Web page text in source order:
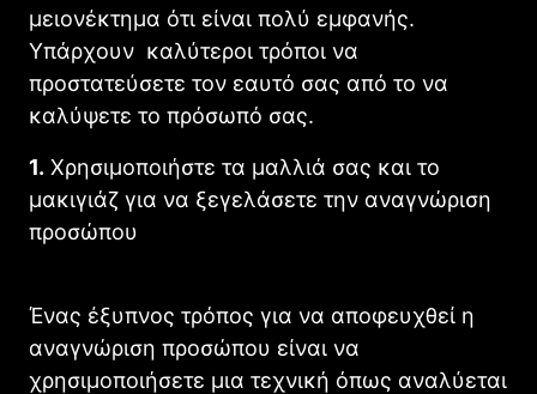
μειονέκτημα ότι είναι πολύ εμφανής.
Υπάρχουν καλύτεροι τρόποι να
προστατεύσετε τον εαυτό σας από το να
καλύψετε το πρόσωπό σας.
1. Χρησιμοποιήστε τα μαλλιά σας και το
μακιγιάζ για να ξεγελάσετε την αναγνώριση
προσώπου
Ένας έξυπνος τρόπος για να αποφευχθεί η
αναγνώριση προσώπου είναι να
χρησιμοποιήσετε μια τεχνική όπως αναλύεται